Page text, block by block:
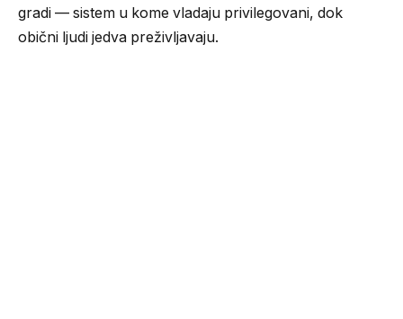
gradi — sistem u kome vladaju privilegovani, dok
obični ljudi jedva preživljavaju.